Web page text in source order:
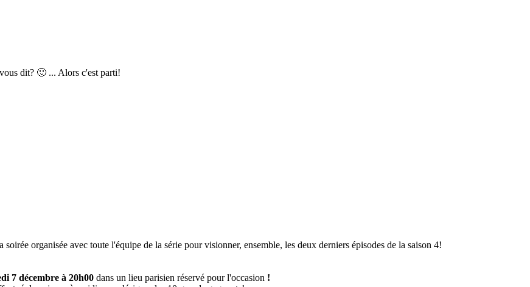
dit? 🙂 ... Alors c'est parti!
organisée avec toute l'équipe de la série pour visionner, ensemble, les deux derniers épisodes de la saison 4!
7 décembre à 20h00 dans un lieu parisien réservé pour l'occasion !